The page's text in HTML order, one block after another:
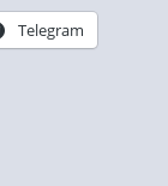
Telegram